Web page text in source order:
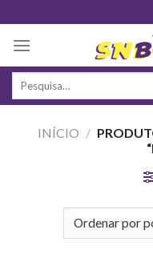
to
content
Pesquisar
INÍCIO /